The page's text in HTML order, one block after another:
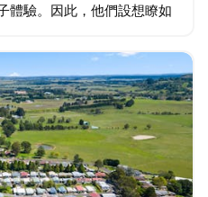
體驗。因此，他們設想瞭如